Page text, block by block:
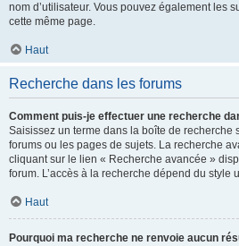
nom d’utilisateur. Vous pouvez également les
cette même page.
Haut
Recherche dans les forums
Comment puis-je effectuer une recherche
Saisissez un terme dans la boîte de recherche
forums ou les pages de sujets. La recherche
cliquant sur le lien « Recherche avancée »
forum. L’accès à la recherche dépend du style
Haut
Pourquoi ma recherche ne renvoie aucun